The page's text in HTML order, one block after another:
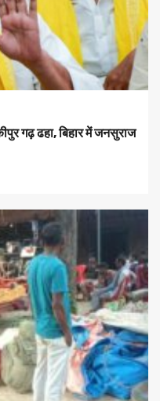
गढ़ ढहा, बिहार में जनसुराज